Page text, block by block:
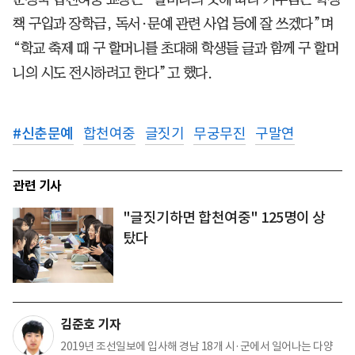
책 구입과 장학금, 독서·문예 관련 사업 등에 잘 쓰겠다”며
“학교 축제 때 구 할머니를 초대해 학생들 글과 함께 구 할머
니의 시도 전시하려고 한다”고 했다.
#신춘문예 합천여중 글짓기 무궁무진 구말연
관련 기사
"글짓기하면 합천여중" 125명이 상
탔다
김준호 기자
2019년 조선일보에 입사해 경남 18개 시·군에서 일어나는 다양